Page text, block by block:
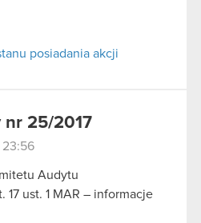
posiadania akcji
nr 25/2017
23:56
Audytu
17 ust. 1 MAR – informacje